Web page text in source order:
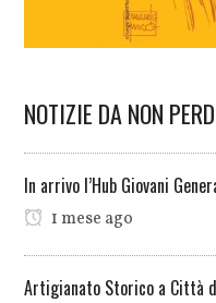
NOTIZIE DA NON
In arrivo l’Hub Giovani
1 mese ago
Artigianato Storico a Città